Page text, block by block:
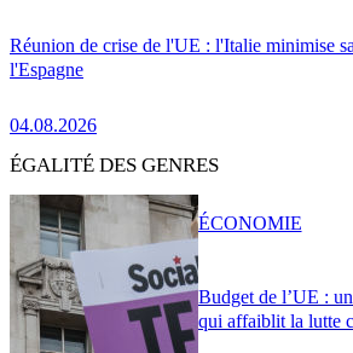
Réunion de crise de l'UE : l'Italie minimise
l'Espagne
04.08.2026
ÉGALITÉ DES GENRES
Budget de l’UE :
qui affaiblit la lutte
ÉCONOMIE